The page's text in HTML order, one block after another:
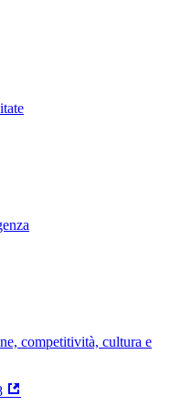
competitività, cultura e